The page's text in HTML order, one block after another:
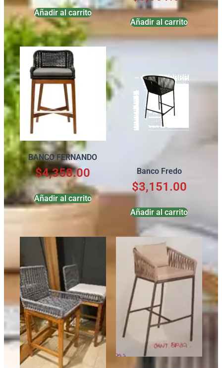
Añadir al carrito
Añadir al carrito
BANCO FERNANDO
$4,358.00
Añadir al carrito
Banco Fredo
$3,151.00
Añadir al carrito